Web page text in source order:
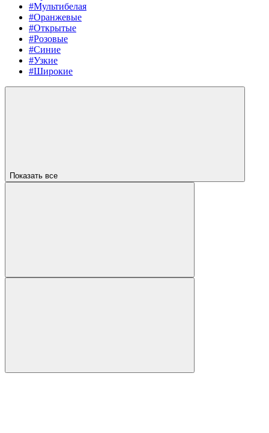
#Мультибелая
#Оранжевые
#Открытые
#Розовые
#Синие
#Узкие
#Широкие
Показать все